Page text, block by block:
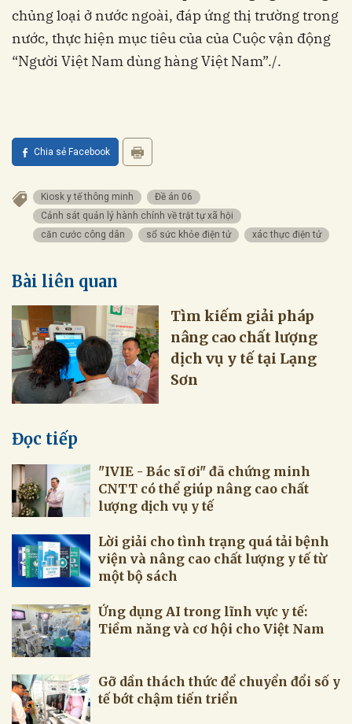
chủng loại ở nước ngoài, đáp ứng thị trường trong
nước, thực hiện mục tiêu của của Cuộc vận động
“Người Việt Nam dùng hàng Việt Nam”./.
Chia sẻ Facebook
Kiosk y tế thông minh
Đề án 06
Cảnh sát quản lý hành chính về trật tự xã hội
căn cước công dân
sổ sức khỏe điện tử xác thực điện tử
Bài liên quan
Tìm kiếm giải pháp
nâng cao chất lượng
dịch vụ y tế tại Lạng
Sơn
Đọc tiếp
"IVIE - Bác sĩ ơi" đã chứng minh
CNTT có thể giúp nâng cao chất
lượng dịch vụ y tế
Lời giải cho tình trạng quá tải bệnh
viện và nâng cao chất lượng y tế từ
một bộ sách
Ứng dụng AI trong lĩnh vực y tế:
Tiềm năng và cơ hội cho Việt Nam
Gỡ dần thách thức để chuyển đổi số y
tế bớt chậm tiến triển